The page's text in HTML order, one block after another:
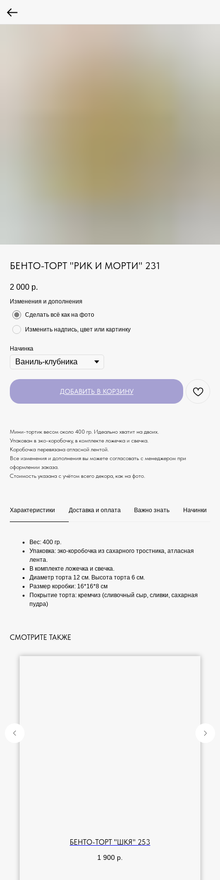
БЕНТО-ТОРТ "РИК И МОРТИ" 231
2 000 р.
Изменения и дополнения
Сделать всё как на фото
Изменить надпись, цвет или картинку
Начинка
ДОБАВИТЬ В КОРЗИНУ
Мини-тортик весом около 400 гр. Идеально хватит на двоих.
Упакован в эко-коробочку, в комплекте ложечка и свечка.
Коробочка перевязана атласной лентой.
Все изменения и дополнения вы можете согласовать с менеджером при
оформлении заказа.
Стоимость указана с учётом всего декора, как на фото.
Характеристики Доставка и оплата Важно знать Начинки
Вес: 400 гр.
Упаковка: эко-коробочка из сахарного тростника, атласная
лента.
В комплекте ложечка и свечка.
Диаметр торта 12 см. Высота торта 6 см.
Размер коробки: 16*16*8 см
Покрытие торта: кремчиз (сливочный сыр, сливки, сахарная
пудра)
СМОТРИТЕ ТАКЖЕ
БЕНТО-ТОРТ "ШКЯ" 253
1 900 р.